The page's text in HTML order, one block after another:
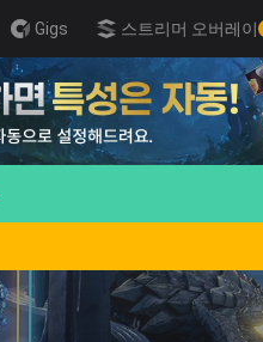
Gigs 스트리머 오버레이